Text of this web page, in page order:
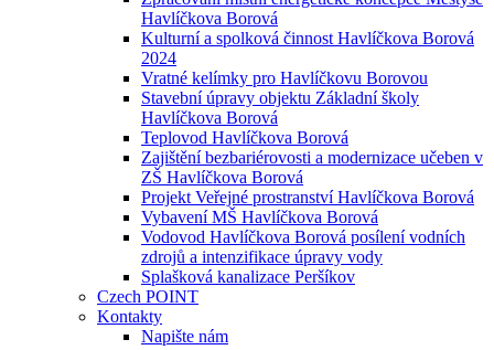
Havlíčkova Borová
Kulturní a spolková činnost Havlíčkova Borová
2024
Vratné kelímky pro Havlíčkovu Borovou
Stavební úpravy objektu Základní školy
Havlíčkova Borová
Teplovod Havlíčkova Borová
Zajištění bezbariérovosti a modernizace učeben v
ZŠ Havlíčkova Borová
Projekt Veřejné prostranství Havlíčkova Borová
Vybavení MŠ Havlíčkova Borová
Vodovod Havlíčkova Borová posílení vodních
zdrojů a intenzifikace úpravy vody
Splašková kanalizace Peršíkov
Czech POINT
Kontakty
Napište nám